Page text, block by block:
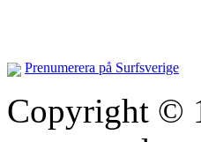
Prenumerera på Surfsverige
Copyright ©